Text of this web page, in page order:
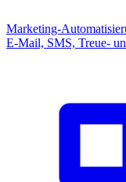
Marketing-
E-Mail, SMS, Treue-